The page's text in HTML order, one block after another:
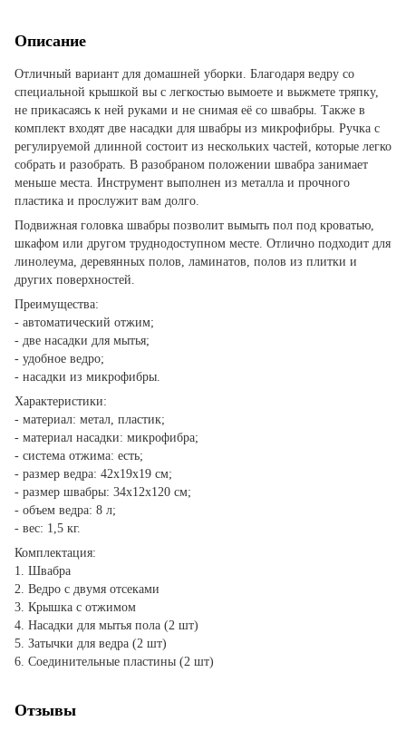
Описание
Отличный вариант для домашней уборки. Благодаря ведру со
специальной крышкой вы с легкостью вымоете и выжмете тряпку,
не прикасаясь к ней руками и не снимая её со швабры. Также в
комплект входят две насадки для швабры из микрофибры. Ручка с
регулируемой длинной состоит из нескольких частей, которые легко
собрать и разобрать. В разобраном положении швабра занимает
меньше места. Инструмент выполнен из металла и прочного
пластика и прослужит вам долго.
Подвижная головка швабры позволит вымыть пол под кроватью,
шкафом или другом труднодоступном месте. Отлично подходит для
линолеума, деревянных полов, ламинатов, полов из плитки и
других поверхностей.
Преимущества:
- автоматический отжим;
- две насадки для мытья;
- удобное ведро;
- насадки из микрофибры.
Характеристики:
- материал: метал, пластик;
- материал насадки: микрофибра;
- система отжима: есть;
- размер ведра: 42х19х19 см;
- размер швабры: 34х12х120 см;
- объем ведра: 8 л;
- вес: 1,5 кг.
Комплектация:
1. Швабра
2. Ведро с двумя отсеками
3. Крышка с отжимом
4. Насадки для мытья пола (2 шт)
5. Затычки для ведра (2 шт)
6. Соединительные пластины (2 шт)
Отзывы